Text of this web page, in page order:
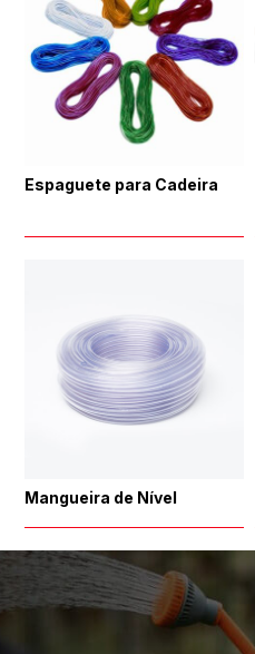
Espaguete para Cadeira
Mangueira de Nível